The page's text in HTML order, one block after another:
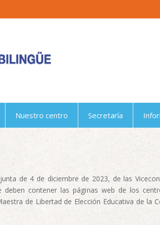
Nuestro centro Secretaría
de 4 de diciembre de 2023, de las
contener las páginas web de los
de Libertad de Elección Educativa de la